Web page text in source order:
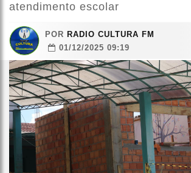
atendimento escolar
POR RADIO CULTURA FM
01/12/2025 09:19